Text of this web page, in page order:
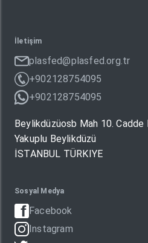
İletişim
plasfed@plasfed.org.tr
+902128754095
+902128754095
Beylikdüzüosb Mah 10. Cadde
Yakuplu Beylikdüzü
İSTANBUL TÜRKIYE
Sosyal Medya
Facebook
Instagram